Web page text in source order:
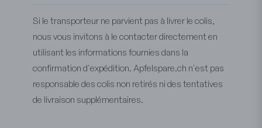
Si le transporteur ne parvient pas à livrer le colis,
nous vous invitons à le contacter directement en
utilisant les informations fournies dans la
confirmation d'expédition. Apfelspare.ch n'est pas
responsable des colis non retirés ni des tentatives
de livraison supplémentaires.